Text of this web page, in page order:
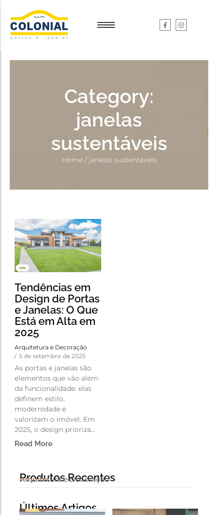
Category:
janelas
sustentáveis
Home / janelas sustentáveis
Tendências em
Design de Portas
e Janelas: O Que
Está em Alta em
2025
Arquitetura e Decoração
/ 5 de setembro de 2025
As portas e janelas são
elementos que vão além
da funcionalidade: elas
definem estilo,
modernidade e
valorizam o imóvel. Em
2025, o design prioriza...
Read More
Produtos Recentes
Arquitetura e Decoração
Últimos Artigos